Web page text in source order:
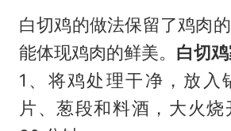
白切鸡的做法保留了鸡肉
能体现鸡肉的鲜美。 白切
1、将鸡处理干净，放入
片、葱段和料酒，大火